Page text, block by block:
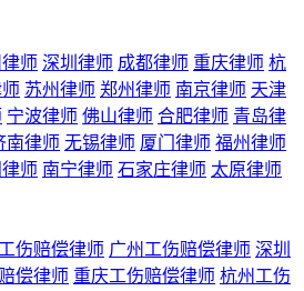
师 深圳律师 成都律师 重庆律师 杭
苏州律师 郑州律师 南京律师 天津
宁波律师 佛山律师 合肥律师 青岛律
南律师 无锡律师 厦门律师 福州律师
师 南宁律师 石家庄律师 太原律师
工伤赔偿律师 广州工伤赔偿律师 深圳
偿律师 重庆工伤赔偿律师 杭州工伤